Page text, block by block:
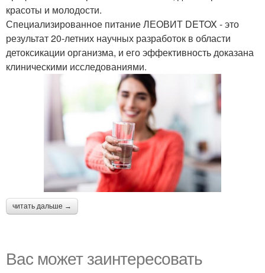
красоты и молодости.
Специализированное питание ЛЕОВИТ DETOX - это
результат 20-летних научных разработок в области
детоксикации организма, и его эффективность доказана
клиническими исследованиями.
читать дальше →
Вас может заинтересовать